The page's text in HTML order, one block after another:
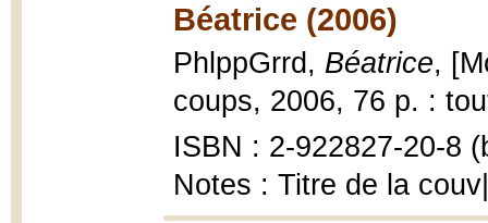
Béatrice (2006)
PhlppGrrd, Béatrice,
coups, 2006, 76 p. :
ISBN : 2-922827-20-8
Notes : Titre de la